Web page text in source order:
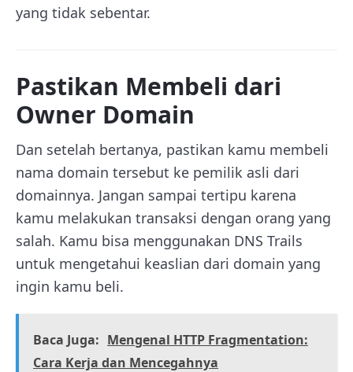
yang tidak sebentar.
Pastikan Membeli dari
Owner Domain
Dan setelah bertanya, pastikan kamu membeli
nama domain tersebut ke pemilik asli dari
domainnya. Jangan sampai tertipu karena
kamu melakukan transaksi dengan orang yang
salah. Kamu bisa menggunakan DNS Trails
untuk mengetahui keaslian dari domain yang
ingin kamu beli.
Baca Juga: Mengenal HTTP Fragmentation:
Cara Kerja dan Mencegahnya